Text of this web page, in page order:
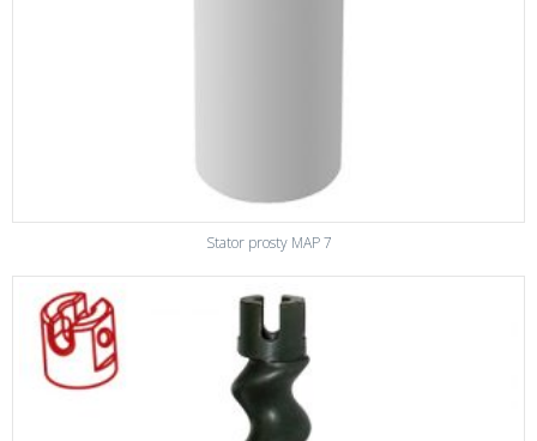
Stator prosty MAP 7